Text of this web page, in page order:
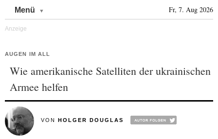
Menü Fr, 7. Aug 2026
AUGEN IM ALL
Wie amerikanische Satelliten der ukrainischen
Armee helfen
VON HOLGER DOUGLAS